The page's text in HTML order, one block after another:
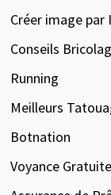
Créer image par
Conseils
Running
Meilleurs
Botnation
Voyance Gratuite